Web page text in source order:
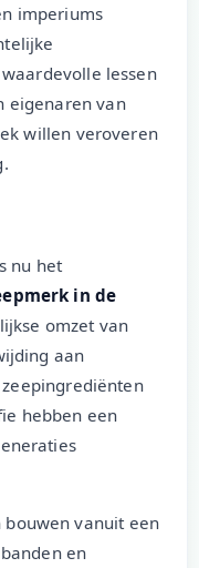
imperiums
lessen
eigenaren van
willen veroveren
nu het
in de
omzet van
aan
hebben een
bouwen vanuit een
en